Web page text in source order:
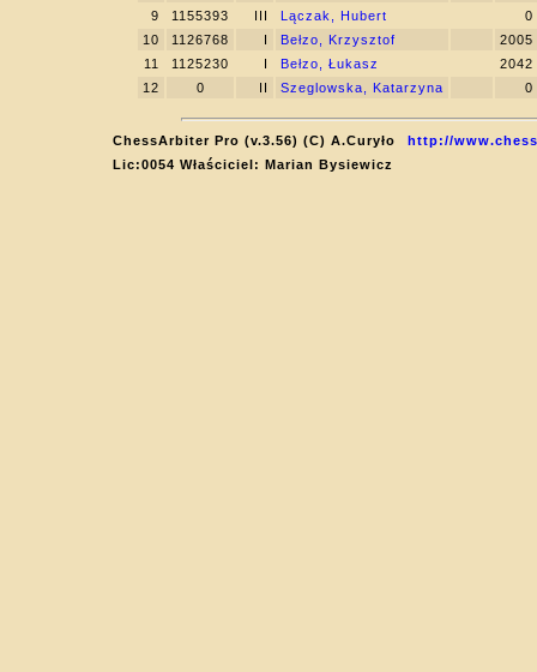
9
1155393 III Lączak, Hubert
0
10
1126768 I Bełzo, Krzysztof
2005
11
1125230 I Bełzo, Łukasz
2042
12
0 II Szeglowska, Katarzyna 0
ChessArbiter Pro (v.3.56) (C) A.Curyło
http://
Lic:0054 Właściciel: Marian Bysiewicz